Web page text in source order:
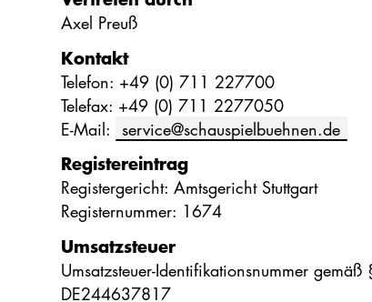
Axel Preuß
Kontakt
Telefon: +49 (0) 711 227700
Telefax: +49 (0) 711 2277050
E-Mail:
service@schauspielbuehnen.de
Registereintrag
Registergericht: Amtsgericht Stuttgart
Registernummer: 1674
Umsatzsteuer
Umsatzsteuer-Identifikationsnummer
DE244637817